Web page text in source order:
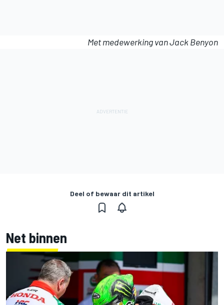
Met medewerking van Jack Benyon
Deel of bewaar dit artikel
Net binnen